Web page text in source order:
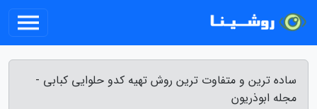
ساده ترین و متفاوت ترین روش تهیه کدو حلوایی کبابی -
مجله ابوذریون